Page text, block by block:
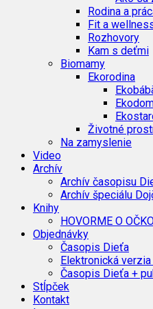
Rodina a
Fit a
Rozhovory
Kam s deťmi
Biomamy
Ekorodina
Životné
Na zamyslenie
Video
Archív
Archív časopisu
Archív špeciálu
Knihy
HOVORME O
Objednávky
Časopis Dieťa
Elektronická
Časopis Dieťa +
Stĺpček
Kontakt